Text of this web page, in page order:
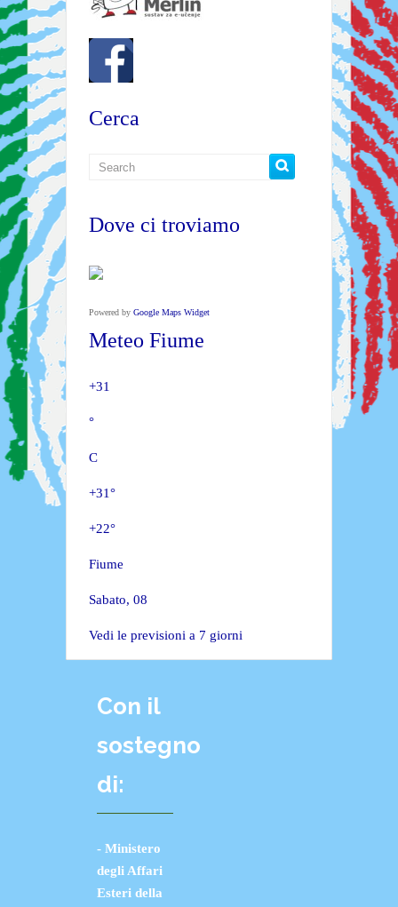
Cerca
Dove ci troviamo
Powered by Google Maps Widget
Meteo Fiume
+31
°
C
+31°
+22°
Fiume
Sabato, 08
Vedi le previsioni a 7 giorni
Con il
sostegno
di:
- Ministero
degli Affari
Esteri della